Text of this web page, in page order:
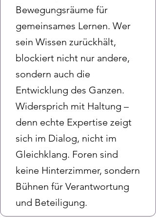
Bewegungsräume für
gemeinsames Lernen. Wer
sein Wissen zurückhält,
blockiert nicht nur andere,
sondern auch die
Entwicklung des Ganzen.
Widersprich mit Haltung –
denn echte Expertise zeigt
sich im Dialog, nicht im
Gleichklang. Foren sind
keine Hinterzimmer, sondern
Bühnen für Verantwortung
und Beteiligung.